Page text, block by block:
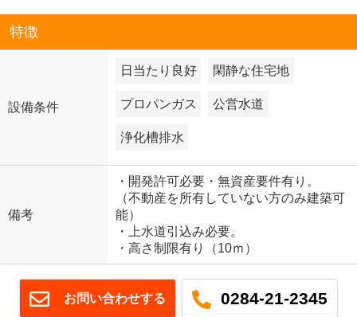
特徴
設備条件
日当たり良好 閑静な住宅地
プロパンガス 公営水道
浄化槽排水
備考
・開発許可必要・無資産要件有り。
（不動産を所有していない方のみ建築可
能）
・上水道引込み必要。
・高さ制限有り（10ｍ）
お問い合わせする 0284-21-2345